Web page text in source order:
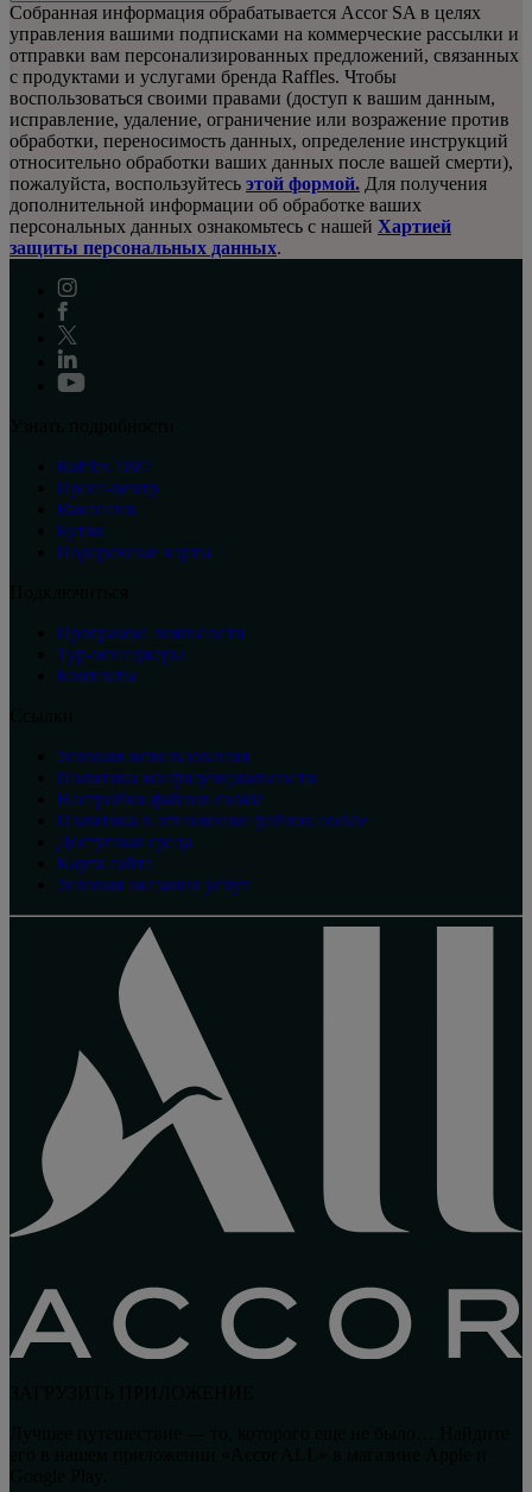
Собранная информация обрабатывается Accor SA в целях
управления вашими подписками на коммерческие рассылки и
отправки вам персонализированных предложений, связанных
с продуктами и услугами бренда Raffles. Чтобы
воспользоваться своими правами (доступ к вашим данным,
исправление, удаление, ограничение или возражение против
обработки, переносимость данных, определение инструкций
относительно обработки ваших данных после вашей смерти),
пожалуйста, воспользуйтесь этой формой. Для получения
дополнительной информации об обработке ваших
персональных данных ознакомьтесь с нашей Хартией
защиты персональных данных.
Raffles 1887
Пресс-центр
Вакансии
Бутик
Подарочные карты
Программа лояльности
Тур-менеджеры
Контакты
Условия использования
Политика конфиденциальности
Настройки файлов cookie
Политика в отношении файлов cookie
Доступная среда
Карта сайта
Условия оказания услуг